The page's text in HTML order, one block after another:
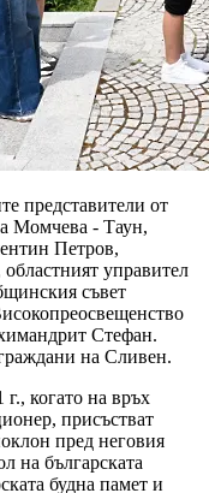
представители от
Момчева - Таун,
Петров,
управител
съвет
Стефан.
на Сливен.
когато на връх
присъстват
пред неговия
на българската
будна памет и